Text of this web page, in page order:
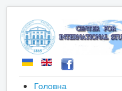
Головна